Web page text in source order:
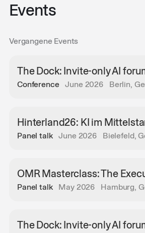
Events
Vergangene Events
The Dock: Invite-only AI
Conference June 2026 Berlin,
Hinterland26: KI im
Panel talk June 2026 Bielefeld,
OMR Masterclass: The
Panel talk May 2026 Hamburg,
The Dock: Invite-only AI